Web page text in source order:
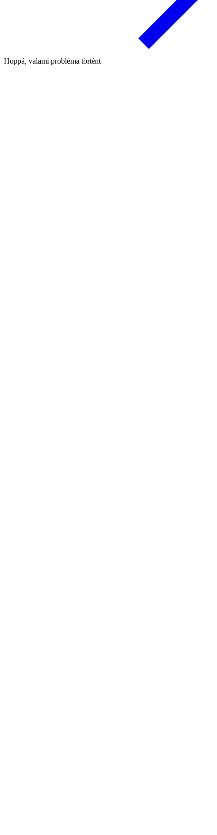
Hoppá, valami probléma történt